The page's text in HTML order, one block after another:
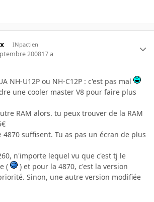
INpactien
200817 a
NH-U12P ou NH-C12P : c'est pas mal
une cooler master V8 pour faire plus
RAM alors. tu peux trouver de la RAM
4870 suffisent. Tu as pas un écran de plus
n'importe lequel vu que c'est tj le
(
) et pour la 4870, c'est la version
Sinon, une autre version modifiée